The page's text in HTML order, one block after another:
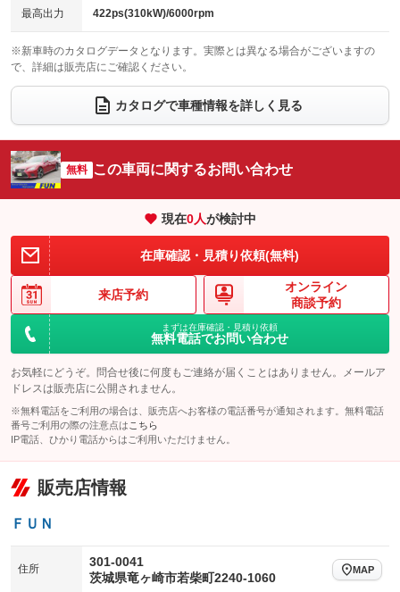
チップアップシート
：装備なし
：装備なし ：装備あり
ウォークスルー
：装備なし
電動リアゲート フロントカメラ
：装備あり
：装備あり ：装備あり
サイドカメラ
：装備あり ルーフレール
：装備なし
：装備あり
：装備あり
最高出力 422ps(310kW)/6000rpm
※新車時のカタログデータとなります。実際とは異なる場合がございますの
で、詳細は販売店にご確認ください。
カタログで車種情報を詳しく見る
無料 この車両に関するお問い合わせ
現在0人が検討中
在庫確認・見積り依頼(無料)
来店予約
オンライン
商談予約
まずは在庫確認・見積り依頼
無料電話でお問い合わせ
お気軽にどうぞ。問合せ後に何度もご連絡が届くことはありません。メールア
ドレスは販売店に公開されません。
※無料電話をご利用の場合は、販売店へお客様の電話番号が通知されます。無料電話
番号ご利用の際の注意点は こちら
IP電話、ひかり電話からはご利用いただけません。
販売店情報
ＦＵＮ
住所
301-0041
茨城県竜ヶ崎市若柴町2240-1060
MAP